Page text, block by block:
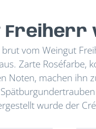
Freiherr
vom Weingut
Zarte
Noten, machen ihn
wurde der